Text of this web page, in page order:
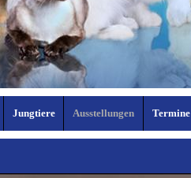
Jungtiere Ausstellungen Termine